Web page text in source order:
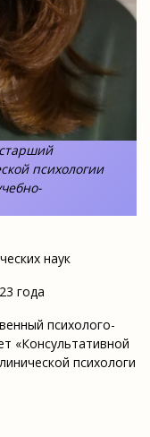
психологии
наук
года
психолого-
«Консультативной
психологи